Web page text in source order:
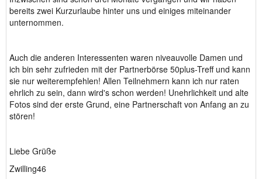
bereits zwei Kurzurlaube hinter uns und einiges miteinander
unternommen.
Auch die anderen Interessenten waren niveauvolle Damen und
ich bin sehr zufrieden mit der Partnerbörse 50plus-Treff und kann
sie nur weiterempfehlen! Allen Teilnehmern kann ich nur raten
ehrlich zu sein, dann wird's schon werden! Unehrlichkeit und alte
Fotos sind der erste Grund, eine Partnerschaft von Anfang an zu
stören!
Liebe Grüße
Zwilling46